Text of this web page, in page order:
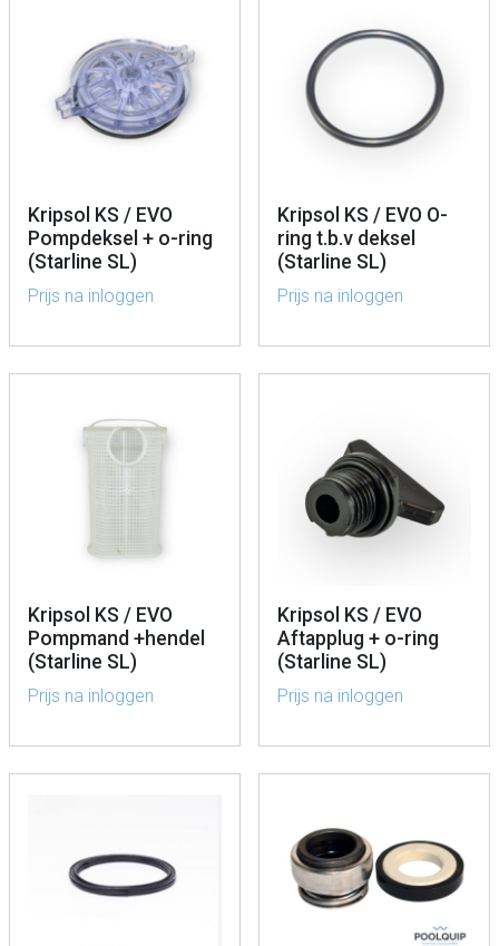
Kripsol KS / EVO
Pompdeksel + o-ring
(Starline SL)
Prijs na inloggen
Kripsol KS / EVO O-
ring t.b.v deksel
(Starline SL)
Prijs na inloggen
Kripsol KS / EVO
Pompmand +hendel
(Starline SL)
Prijs na inloggen
Kripsol KS / EVO
Aftapplug + o-ring
(Starline SL)
Prijs na inloggen